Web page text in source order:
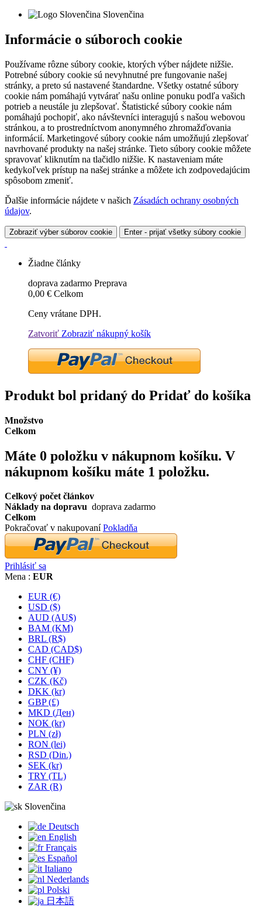
Slovenčina
Informácie o súboroch cookie
Používame rôzne súbory cookie, ktorých výber nájdete nižšie.
Potrebné súbory cookie sú nevyhnutné pre fungovanie našej
stránky, a preto sú nastavené štandardne. Všetky ostatné súbory
cookie nám pomáhajú vytvárať našu online ponuku podľa vašich
potrieb a neustále ju zlepšovať. Štatistické súbory cookie nám
pomáhajú pochopiť, ako návštevníci interagujú s našou webovou
stránkou, a to prostredníctvom anonymného zhromažďovania
informácií. Marketingové súbory cookie nám umožňujú zlepšovať
navrhované produkty na našej stránke. Tieto súbory cookie môžete
spravovať kliknutím na tlačidlo nižšie. K nastaveniam máte
kedykoľvek prístup na našej stránke a môžete ich zodpovedajúcim
spôsobom zmeniť.
Ďalšie informácie nájdete v našich Zásadách ochrany osobných
údajov.
Zobraziť výber súborov cookie Enter - prijať všetky súbory cookie
Žiadne články
doprava zadarmo Preprava
0,00 € Celkom
Ceny vrátane DPH.
Zatvoriť Zobraziť nákupný košík
Produkt bol pridaný do Pridať do košíka
Množstvo
Celkom
Máte 0 položku v nákupnom košíku. V
nákupnom košíku máte 1 položku.
Celkový počet článkov
Náklady na dopravu doprava zadarmo
Celkom
Pokračovať v nakupovaníPokladňa
Prihlásiť sa
Mena : EUR
EUR (€)
USD ($)
AUD (AU$)
BAM (KM)
BRL (R$)
CAD (CAD$)
CHF (CHF)
CNY (¥)
CZK (Kč)
DKK (kr)
GBP (£)
MKD (Ден)
NOK (kr)
PLN (zł)
RON (lei)
RSD (Din.)
SEK (kr)
TRY (TL)
ZAR (R)
Slovenčina
Deutsch
English
Français
Español
Italiano
Nederlands
Polski
日本語